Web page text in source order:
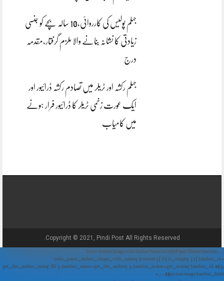
جہلم پولیس کی کارروائی،10 سالہ بچے کو جنسی
زیادتی کا نشانہ بنانے والا ملزم گرفتار،مقدمہ
درج
جہلم رکشہ اور ٹریلر میں تصادم رکشہ ڈرائیور اور
ایک عورت زخمی ٹریلر کا ڈرائیور فرار ہونے
میں کامیاب
Copyright © 2021, Pindi Post All Rights Reserved.
// Show Author Image with Author Name in UrduPaper Theme function
urdu_paper_author_image_with_name($content) { if (is_single()) { $author_id =
get_the_author_meta('ID'); $author_name = get_the_author(); $author_avatar = get_avatar($author_id, 48);
// 48px size image $author_html = '